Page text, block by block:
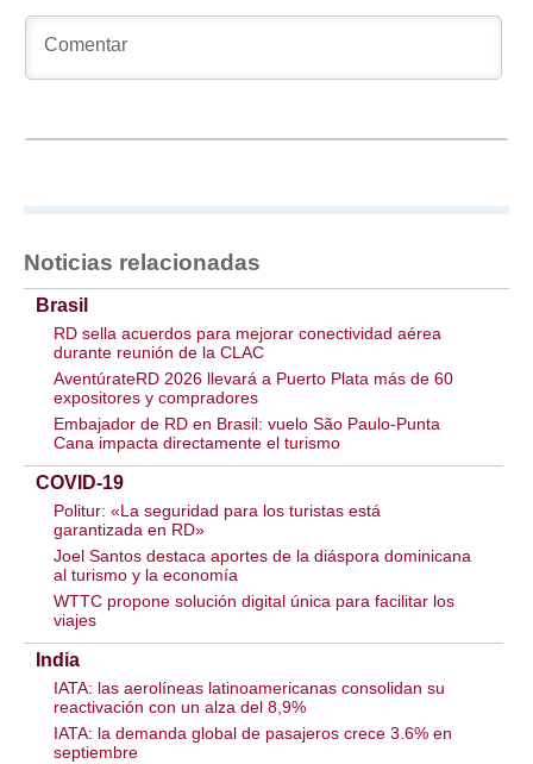
Noticias relacionadas
Brasil
RD sella acuerdos para mejorar conectividad aérea
durante reunión de la CLAC
AventúrateRD 2026 llevará a Puerto Plata más de 60
expositores y compradores
Embajador de RD en Brasil: vuelo São Paulo-Punta
Cana impacta directamente el turismo
COVID-19
Politur: «La seguridad para los turistas está
garantizada en RD»
Joel Santos destaca aportes de la diáspora dominicana
al turismo y la economía
WTTC propone solución digital única para facilitar los
viajes
India
IATA: las aerolíneas latinoamericanas consolidan su
reactivación con un alza del 8,9%
IATA: la demanda global de pasajeros crece 3.6% en
septiembre